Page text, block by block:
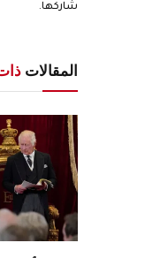
شاركها.
المقالات